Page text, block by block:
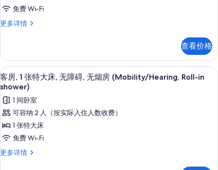
房,
张
人
床
的
所
有
照
片
免费 Wi-Fi
更多详情
华
2
张
双
人
更
多
息
查看价格
显
示
客
房,
1
张
大
高档床上用品、客房内保险箱、办公
4
客房, 1 张特大床, 无障碍, 无烟房 (Mobility/Hearing, Roll-in
shower)
1 间卧室
可容纳 2 人（按实际入住人数收费）
1 张特大床
免费 Wi-Fi
更多详情
客